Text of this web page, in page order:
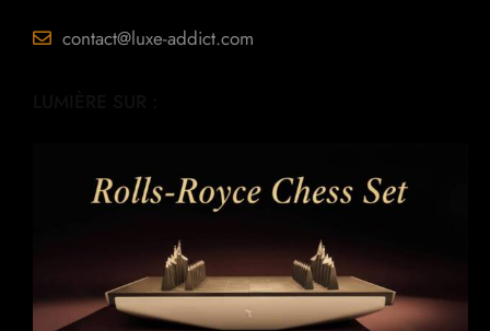
contact@luxe-addict.com